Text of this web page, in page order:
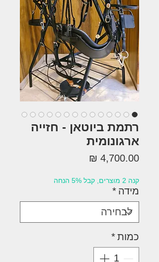
רתמת ביוטאן - חזייה
ארגונומית
קנה 2 מוצרים, קבל 5% הנחה
מידה *
כמות*